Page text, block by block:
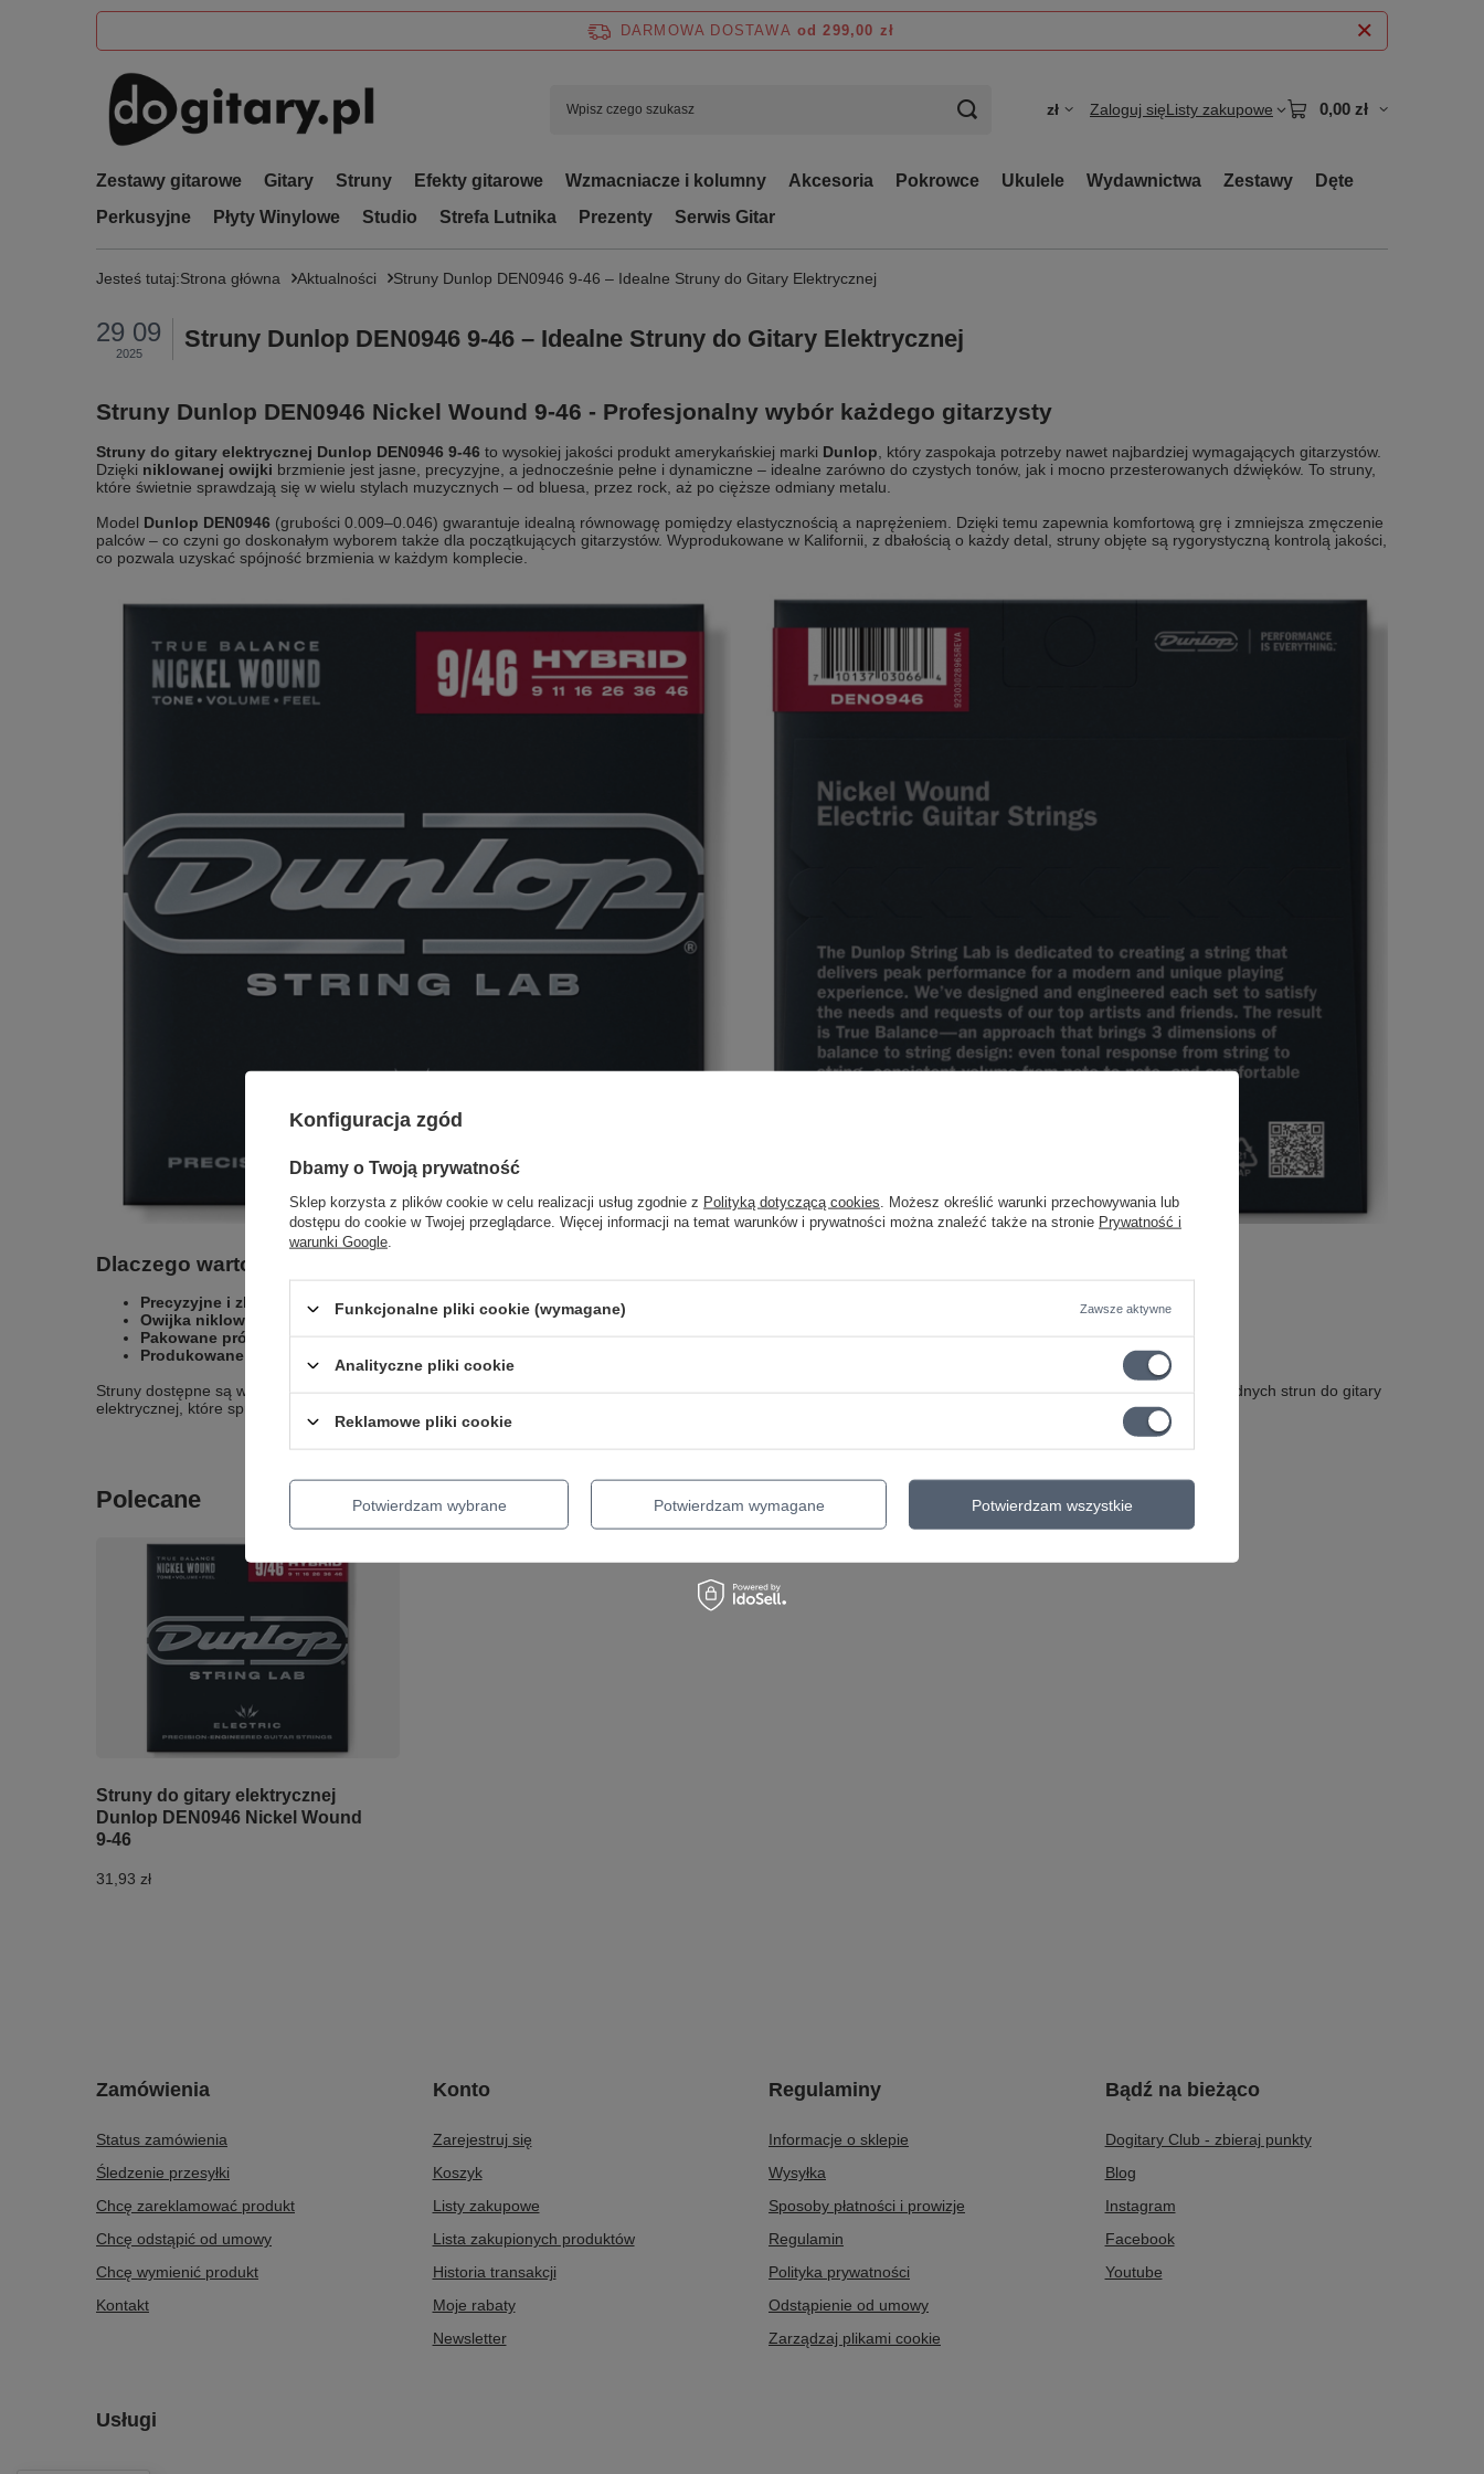
DARMOWA DOSTAWA od 299,00 zł
zł Zaloguj sięListy zakupowe 0,00 zł
Zestawy gitarowe Gitary Struny Efekty gitarowe Wzmacniacze i kolumny Akcesoria Pokrowce Ukulele Wydawnictwa Zestawy
Dęte
Perkusyjne
Płyty Winylowe Studio Strefa Lutnika Prezenty Serwis Gitar
Jesteś tutaj:Strona główna Aktualności Struny Dunlop DEN0946 9-46 – Idealne Struny do Gitary Elektrycznej
29 09
2025
Struny Dunlop DEN0946 9-46 – Idealne Struny do Gitary Elektrycznej
Struny Dunlop DEN0946 Nickel Wound 9-46 - Profesjonalny wybór każdego gitarzysty
Struny do gitary elektrycznej Dunlop DEN0946 9-46 to wysokiej jakości produkt amerykańskiej marki Dunlop , który zaspokaja potrzeby nawet najbardziej wymagających gitarzystów.
Dzięki niklowanej owijki brzmienie jest jasne, precyzyjne, a jednocześnie pełne i dynamiczne – idealne zarówno do czystych tonów, jak i mocno przesterowanych dźwięków. To struny,
które świetnie sprawdzają się w wielu stylach muzycznych – od bluesa, przez rock, aż po cięższe odmiany metalu.
Model Dunlop DEN0946 (grubości 0.009–0.046) gwarantuje idealną równowagę pomiędzy elastycznością a naprężeniem. Dzięki temu zapewnia komfortową grę i zmniejsza zmęczenie
palców – co czyni go doskonałym wyborem także dla początkujących gitarzystów. Wyprodukowane w Kalifornii, z dbałością o każdy detal, struny objęte są rygorystyczną kontrolą jakości,
co pozwala uzyskać spójność brzmienia w każdym komplecie.
Dlaczego warto wybrać struny Dunlop DEN0946?
Precyzyjne i zbalansowane brzmienie
– struny oferują agresywny środek pasma, wyraźne góry i mocny dół, idealny do mocnych riffów
Owijka niklowana
zapewnia ciepłe i uniwersalne brzmienie, które dobrze wpasowuje się w różne gatunki muzyczne
Pakowane próżniowo
Produkowane w USA
Struny dostępne są w naszym sklepie
, bez konieczności oczekiwania. Oferujemy szybką wysyłkę i gwarancję oryginalności produktu. Jeśli szukasz niezawodnych strun do gitary
elektrycznej, które sprostają wyzwaniom sceny, studia i codziennej gry –
to wybór, który nie zawiedzie Twoich oczekiwań.
Polecane
Struny do gitary elektrycznej
Dunlop DEN0946 Nickel Wound
9-46
31,93 zł
Zamówienia
Status zamówienia
Śledzenie przesyłki
Chcę zareklamować produkt
Chcę odstąpić od umowy
Chcę wymienić produkt
Kontakt
Konto
Zarejestruj się
Koszyk
Listy zakupowe
Lista zakupionych produktów
Historia transakcji
Moje rabaty
Newsletter
Regulaminy
Informacje o sklepie
Wysyłka
Sposoby płatności i prowizje
Regulamin
Polityka prywatności
Odstąpienie od umowy
Zarządzaj plikami cookie
Bądź na bieżąco
Dogitary Club - zbieraj punkty
Blog
Instagram
Facebook
Youtube
Usługi
Konfiguracja zgód
Dbamy o Twoją prywatność
Sklep korzysta z plików cookie w celu realizacji usług zgodnie z Polityką dotyczącą cookies . Możesz określić warunki przechowywania lub
dostępu do cookie w Twojej przeglądarce. Więcej informacji na temat warunków i prywatności można znaleźć także na stronie Prywatność i
warunki Google
Funkcjonalne pliki cookie (wymagane) Zawsze aktywne
Analityczne pliki cookie
Reklamowe pliki cookie
Potwierdzam wybrane Potwierdzam wymagane Potwierdzam wszystkie